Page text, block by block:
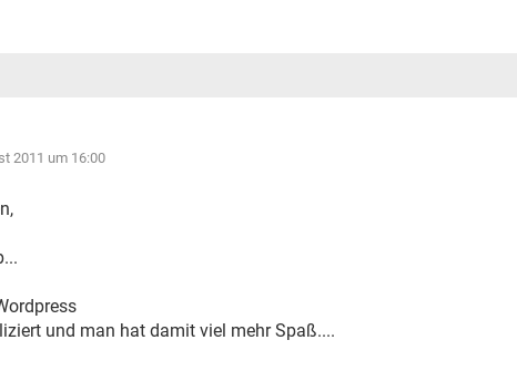
2011 um 16:00
und man hat damit viel mehr Spaß....